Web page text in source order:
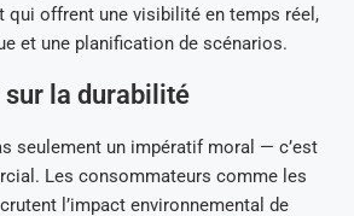
qui offrent une visibilité en temps réel,
et une planification de scénarios.
sur la durabilité
seulement un impératif moral — c’est
Les consommateurs comme les
l’impact environnemental de